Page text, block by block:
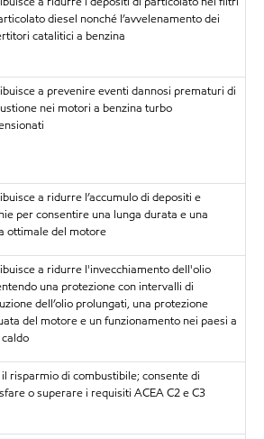
diesel nonché l’avvelenamento dei
catalitici a benzina
a prevenire eventi dannosi prematuri di
nei motori a benzina turbo
a ridurre l’accumulo di depositi e
per consentire una lunga durata e una
ottimale del motore
a ridurre l'invecchiamento dell'olio
una protezione con intervalli di
dell’olio prolungati, una protezione
del motore e un funzionamento nei paesi a
risparmio di combustibile; consente di
o superare i requisiti ACEA C2 e C3